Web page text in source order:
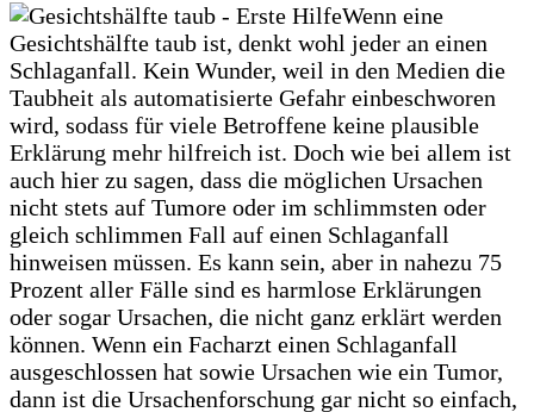
Wenn eine
Gesichtshälfte taub ist, denkt wohl jeder an einen
Schlaganfall. Kein Wunder, weil in den Medien die
Taubheit als automatisierte Gefahr einbeschworen
wird, sodass für viele Betroffene keine plausible
Erklärung mehr hilfreich ist. Doch wie bei allem ist
auch hier zu sagen, dass die möglichen Ursachen
nicht stets auf Tumore oder im schlimmsten oder
gleich schlimmen Fall auf einen Schlaganfall
hinweisen müssen. Es kann sein, aber in nahezu 75
Prozent aller Fälle sind es harmlose Erklärungen
oder sogar Ursachen, die nicht ganz erklärt werden
können. Wenn ein Facharzt einen Schlaganfall
ausgeschlossen hat sowie Ursachen wie ein Tumor,
dann ist die Ursachenforschung gar nicht so einfach,